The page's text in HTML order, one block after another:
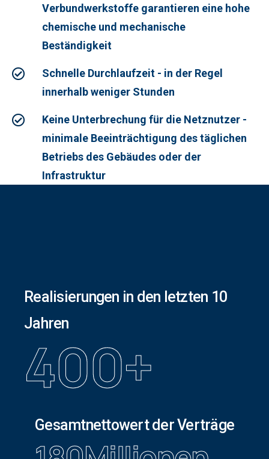
Verbundwerkstoffe garantieren eine hohe
chemische und mechanische
Beständigkeit
Schnelle Durchlaufzeit - in der Regel
innerhalb weniger Stunden
Keine Unterbrechung für die Netznutzer -
minimale Beeinträchtigung des täglichen
Betriebs des Gebäudes oder der
Infrastruktur
Realisierungen in den letzten 10
Jahren
400+
Gesamtnettowert der Verträge